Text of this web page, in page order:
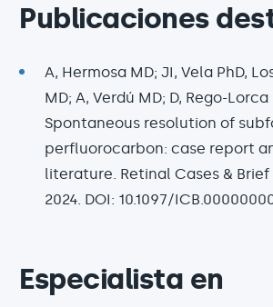
Publicaciones
A, Hermosa MD; JI, Vela PhD,
MD; A, Verdú MD; D, Rego-Lorca
Spontaneous resolution of
perfluorocarbon: case report
literature. Retinal Cases & Brief
2024. DOI: 10.1097/
Especialista en